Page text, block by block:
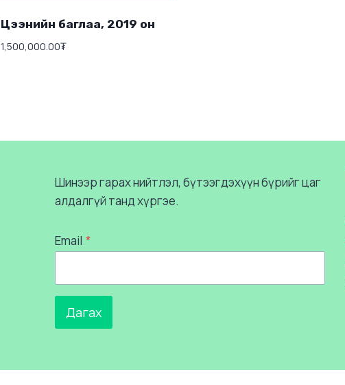
Цээнийн баглаа, 2019 он
1,500,000.00₮
Шинээр гарах нийтлэл, бүтээгдэхүүн бүрийг цаг
алдалгүй танд хүргэе.
Email *
Дагах